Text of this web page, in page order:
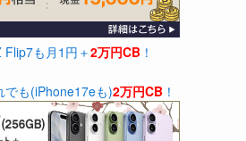
も月1円＋2万円CB ！
も(iPhone17eも)2万円CB ！